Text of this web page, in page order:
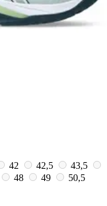
42 42,5
43,5
48 49
50,5